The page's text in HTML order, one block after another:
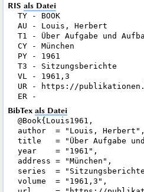
RIS als Datei
TY - BOOK
AU - Louis, Herbert
T1 - Über Aufgabe und
CY - München
PY - 1961
T3 - Sitzungsberichte
VL - 1961,3
UR - https://
BibTex als Datei
@Book{Louis1961,
author  = "Louis, Herbert",
title   = "Über Aufgabe
year    = "1961",
address = "München",
series  =
volume  = "1961,3",